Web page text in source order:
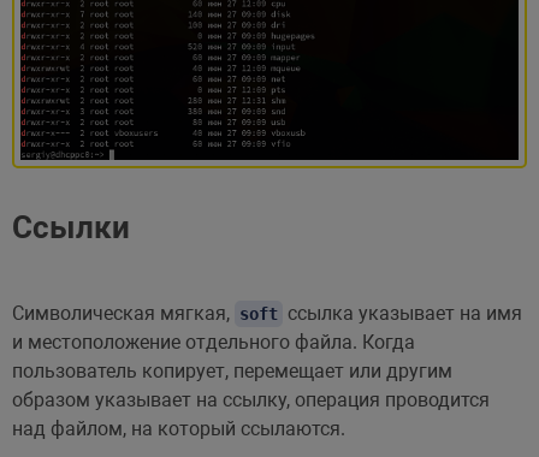
Ссылки
Символическая мягкая, soft ссылка указывает на имя
и местоположение отдельного файла. Когда
пользователь копирует, перемещает или другим
образом указывает на ссылку, операция проводится
над файлом, на который ссылаются.